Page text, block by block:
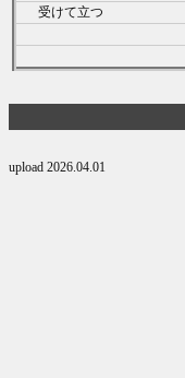
受けて立つ
upload 2026.04.01